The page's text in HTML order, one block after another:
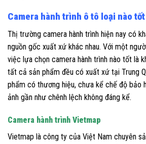
Camera hành trình ô tô loại nào tốt
Thị trường camera hành trình hiện nay có
nguồn gốc xuất xứ khác nhau. Với một
việc lựa chọn camera hành trình nào tốt là
tất cả sản phẩm đều có xuất xứ tại Trung
phẩm có thương hiệu, chưa kể chế độ bảo
ảnh gần như chênh lệch không đáng kể.
Camera hành trình Vietmap
Vietmap là công ty của Việt Nam chuyên